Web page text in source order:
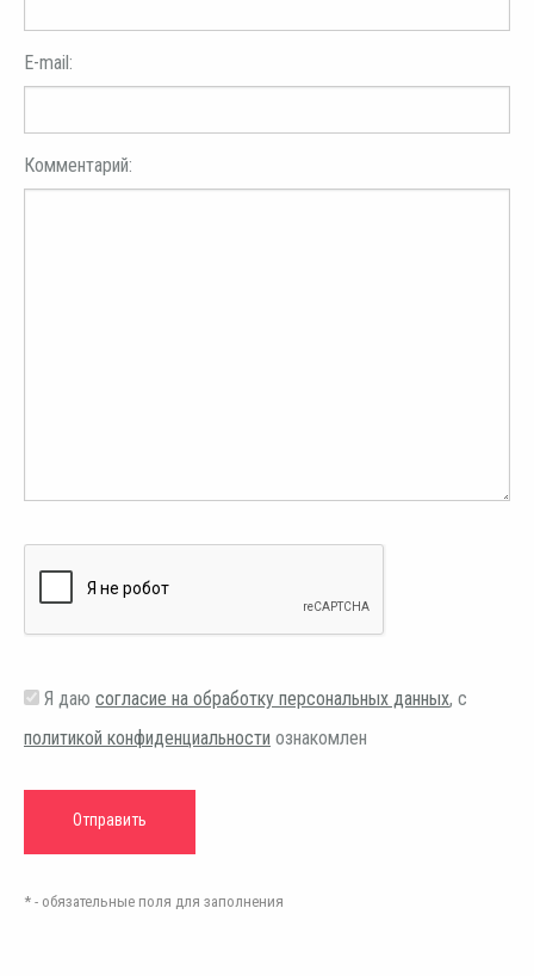
E-mail:
Комментарий:
Я даю согласие на обработку персональных данных, с
политикой конфиденциальности ознакомлен
* - обязательные поля для заполнения